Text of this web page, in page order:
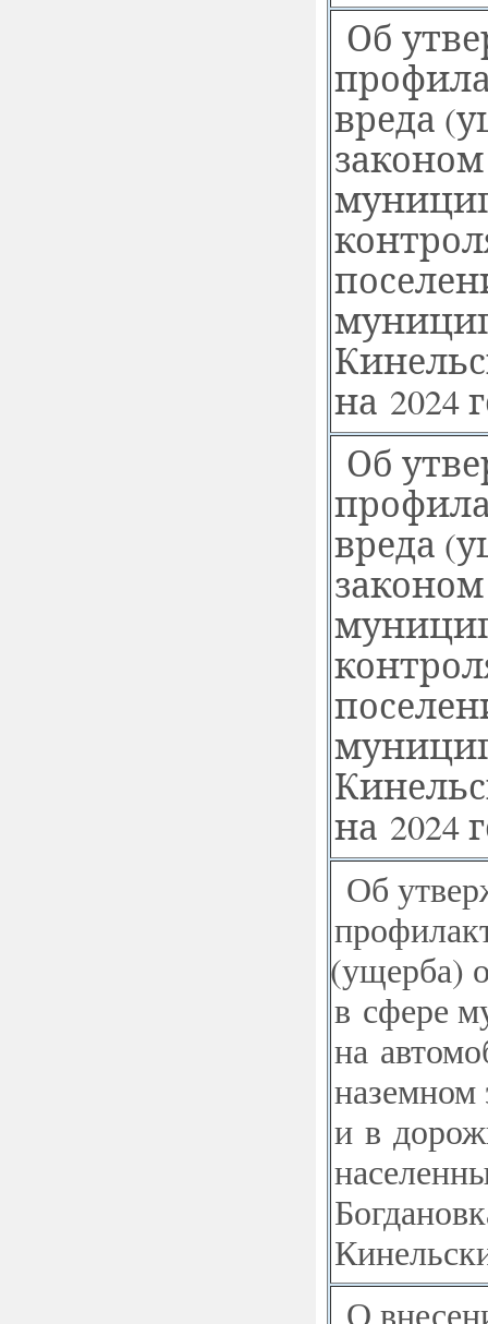
Об
вреда (
на 2024
Об
вреда (
на 2024
Об
(ущерба)
в сфере
на
наземном
и в
О